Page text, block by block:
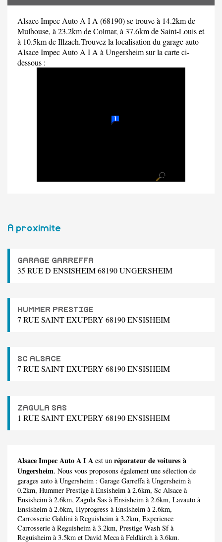
Alsace Impec Auto A I A (68190) se trouve à 14.2km de
Mulhouse, à 23.2km de Colmar, à 37.6km de Saint-Louis et
à 10.5km de Illzach.Trouvez la localisation du garage auto
Alsace Impec Auto A I A à Ungersheim sur la carte ci-
dessous :
A proximite
GARAGE GARREFFA
35 RUE D ENSISHEIM 68190 UNGERSHEIM
HUMMER PRESTIGE
7 RUE SAINT EXUPERY 68190 ENSISHEIM
SC ALSACE
7 RUE SAINT EXUPERY 68190 ENSISHEIM
ZAGULA SAS
1 RUE SAINT EXUPERY 68190 ENSISHEIM
Alsace Impec Auto A I A est un réparateur de voitures à
Ungersheim. Nous vous proposons également une sélection de
garages auto à Ungersheim : Garage Garreffaà Ungersheim à
0.2km, Hummer Prestige à Ensisheim à 2.6km, Sc Alsace à
Ensisheim à 2.6km, Zagula Sas à Ensisheim à 2.6km, Lavauto à
Ensisheim à 2.6km, Hyprogress à Ensisheim à 2.6km,
Carrosserie Galdini à Reguisheim à 3.2km, Experience
Carrosserie à Reguisheim à 3.2km, Prestige Wash Sfà
Reguisheim à 3.5km et David Mecaà Feldkirch à 3.6km.